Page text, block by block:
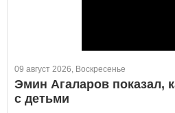
09 август 2026, Воскресенье
Эмин Агаларов показал,
с детьми